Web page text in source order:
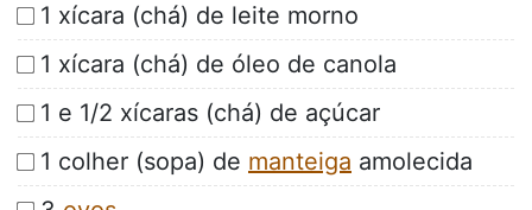
1 xícara (chá) de leite morno
1 xícara (chá) de óleo de canola
1 e 1/2 xícaras (chá) de açúcar
1 colher (sopa) de manteiga amolecida